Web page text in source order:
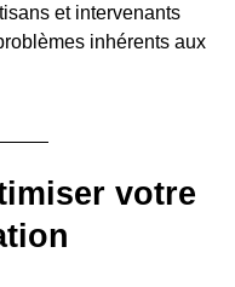
et intervenants
inhérents aux
votre